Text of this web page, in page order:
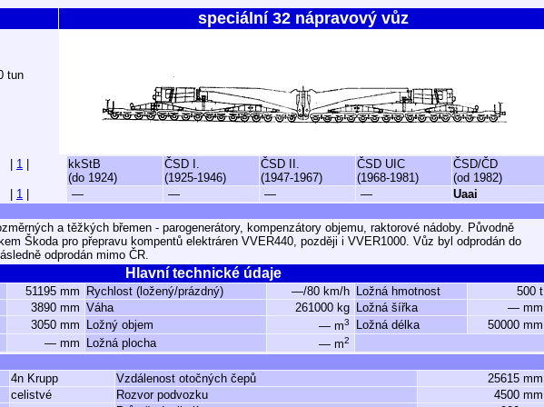
speciální 32 nápravový vůz
tun
1
kkStB
(do 1924)
ČSD I.
(1925-1946)
ČSD II.
(1947-1967)
ČSD UIC
(1968-1981)
ČSD/ČD
(od 1982)
1 — — — — Uaai
a těžkých břemen - parogenerátory, kompenzátory objemu, raktorové nádoby. Původně
Škoda pro přepravu kompentů elektráren VVER440, později i VVER1000. Vůz byl odprodán do
odprodán mimo ČR.
Hlavní technické údaje
51195 mm Rychlost (ložený/prázdný) —/80 km/h Ložná hmotnost
500 t
3890 mm Váha 261000 kg Ložná šířka
— mm
3050 mm
Ložný objem — m3 Ložná délka
50000 mm
— mm
Ložná plocha — m2
4n Krupp Vzdálenost otočných čepů
25615 mm
celistvé
Rozvor podvozku
4500 mm